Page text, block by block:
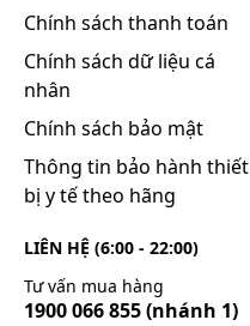
Chính sách thanh toán
Chính sách dữ liệu cá
nhân
Chính sách bảo mật
Thông tin bảo hành thiết
bị y tế theo hãng
LIÊN HỆ (6:00 - 22:00)
Tư vấn mua hàng
1900 066 855(nhánh 1)